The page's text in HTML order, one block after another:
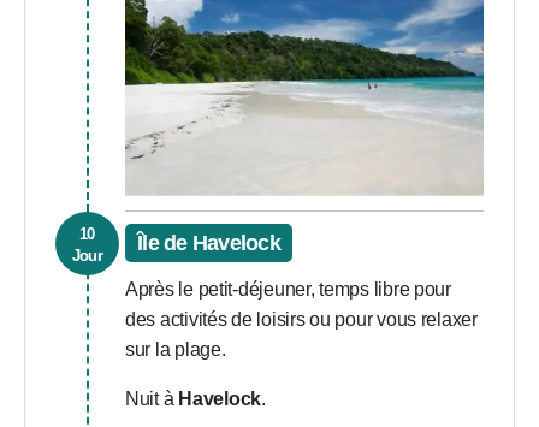
10
Jour
Île de Havelock
Après le petit-déjeuner, temps libre pour
des activités de loisirs ou pour vous relaxer
sur la plage.
Nuit à Havelock.